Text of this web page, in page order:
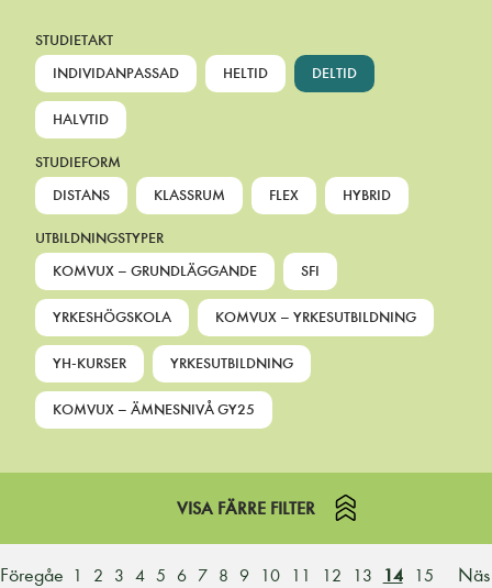
STUDIETAKT
INDIVIDANPASSAD
HELTID DELTID
HALVTID
STUDIEFORM
DISTANS
KLASSRUM FLEX HYBRID
UTBILDNINGSTYPER
KOMVUX – GRUNDLÄGGANDE
SFI
YRKESHÖGSKOLA KOMVUX – YRKESUTBILDNING
YH-KURSER YRKESUTBILDNING
KOMVUX – ÄMNESNIVÅ GY25
VISA FÄRRE FILTER
Föregåe 1 2 3 4 5 6 7 8 9 10 11 12 13 14
15
Näs